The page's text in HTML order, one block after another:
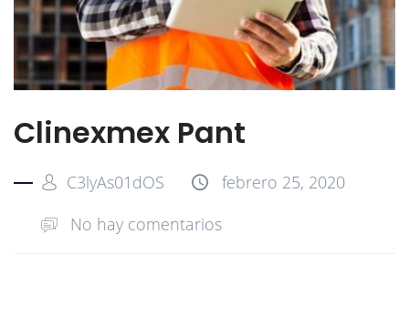
Clinexmex Pant
C3lyAs01dOS
febrero 25, 2020
No hay comentarios